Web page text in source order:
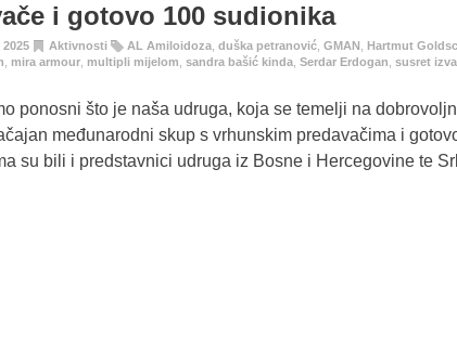
i gotovo 100 sudionika
Aktivnosti AL Amiloidoza duška petranović GMAN Hartmut
mira armour multipli mijelom sandra bašić kinda Serdar Erdogan susret
ponosni što je naša udruga, koja se temelji na
međunarodni skup s vrhunskim predavačima i
su bili i predstavnici udruga iz Bosne i Hercegovine te